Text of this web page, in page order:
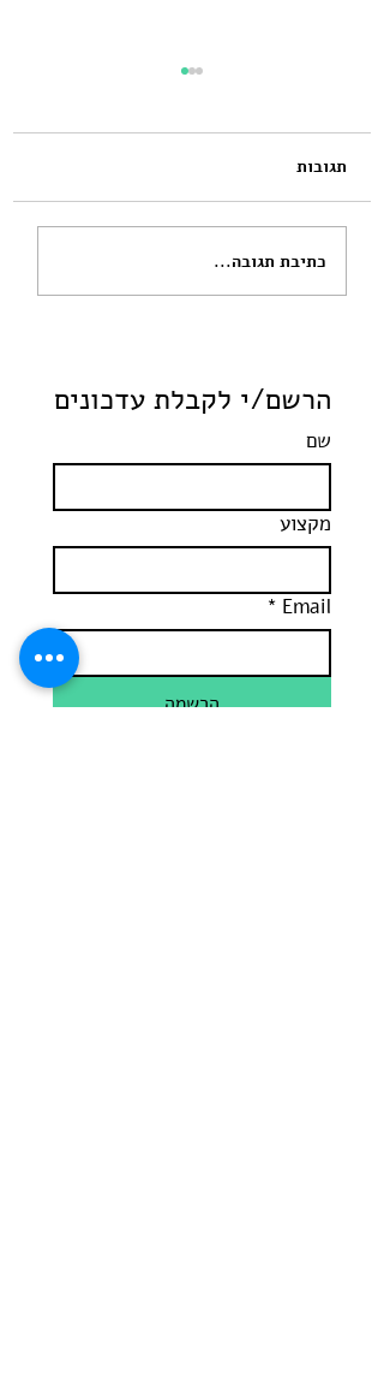
שנה וחודש הייתי בטוחה
תגובות
כתיבת תגובה...
הרשם/י לקבלת עדכונים
שם
מקצוע
Email
*
הרשמה